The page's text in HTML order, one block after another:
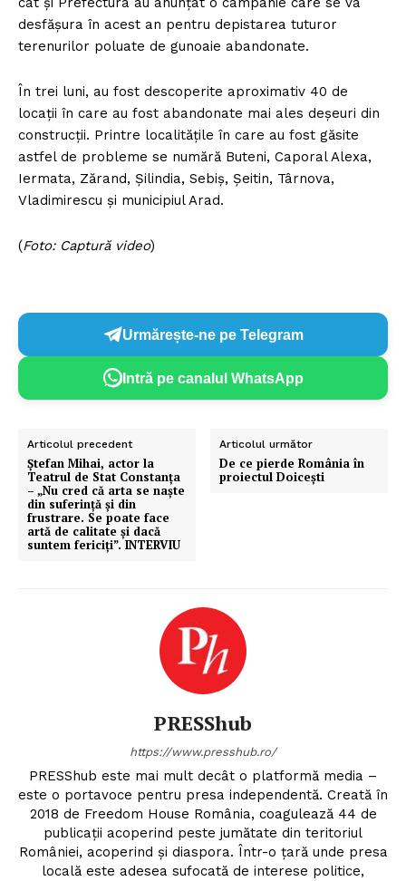
desfăşura în acest an pentru depistarea tuturor
terenurilor poluate de gunoaie abandonate.
În trei luni, au fost descoperite aproximativ 40 de
locaţii în care au fost abandonate mai ales deşeuri din
construcţii. Printre localităţile în care au fost găsite
astfel de probleme se numără Buteni, Caporal Alexa,
Iermata, Zărand, Şilindia, Sebiş, Şeitin, Târnova,
Vladimirescu şi municipiul Arad.
(Foto: Captură video)
Urmărește-ne pe Telegram
Intră pe canalul WhatsApp
Articolul precedent
Ştefan Mihai, actor la
Teatrul de Stat Constanţa
– „Nu cred că arta se naște
din suferință și din
frustrare. Se poate face
artă de calitate și dacă
suntem fericiți”. INTERVIU
Articolul următor
De ce pierde România în
proiectul Doicești
PRESShub
https://www.presshub.ro/
PRESShub este mai mult decât o platformă media –
este o portavoce pentru presa independentă. Creată în
2018 de Freedom House România, coagulează 44 de
publicații acoperind peste jumătate din teritoriul
României, acoperind și diaspora. Într-o țară unde presa
locală este adesea sufocată de interese politice,